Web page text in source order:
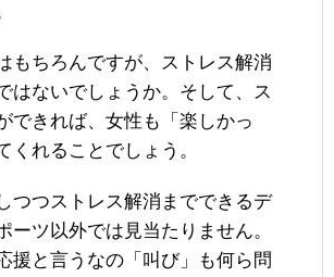
もちろんですが、ストレス解消
はないでしょうか。そして、ス
できれば、女性も「楽しかっ
くれることでしょう。
つつストレス解消までできるデ
ーツ以外では見当たりません。
援と言うなの「叫び」も何ら問